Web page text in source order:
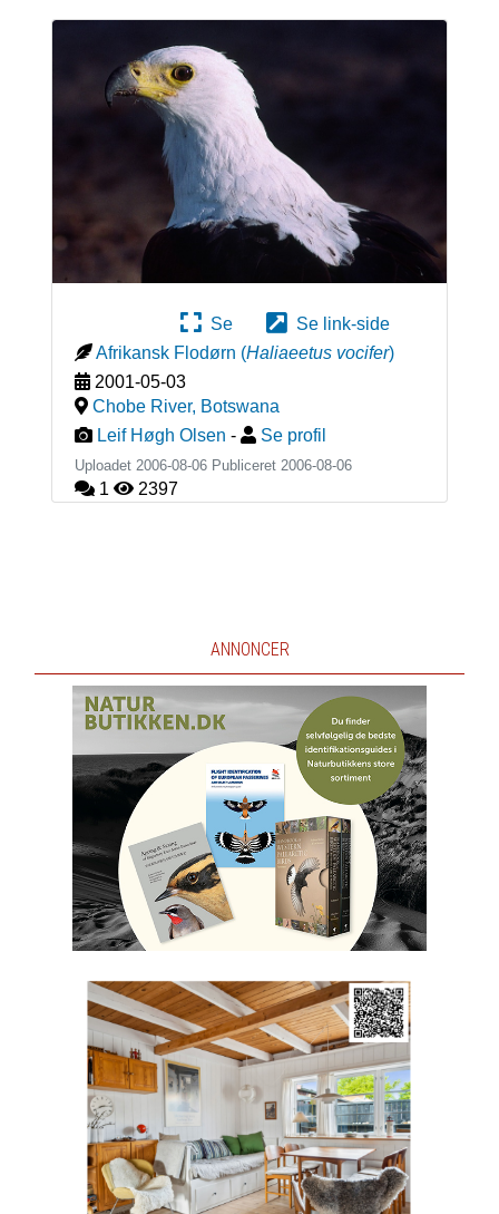
Se
Se link-side
Afrikansk Flodørn (Haliaeetus vocifer)
2001-05-03
Chobe River, Botswana
Leif Høgh Olsen - Se profil
Uploadet 2006-08-06 Publiceret 2006-08-06
1 2397
ANNONCER